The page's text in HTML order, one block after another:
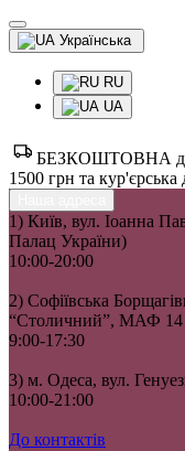
Українська
RU
UA
БЕЗКОШТОВНА
1500 грн та кур'єрська
1) Київ, вул. Іоанна
Палац України)
10:00-20:00
2) Софіївська
“Столичний”, МАФ 14
9:00-17:30
3) м. Одеса, вул.
10:00-21:00
До контактів